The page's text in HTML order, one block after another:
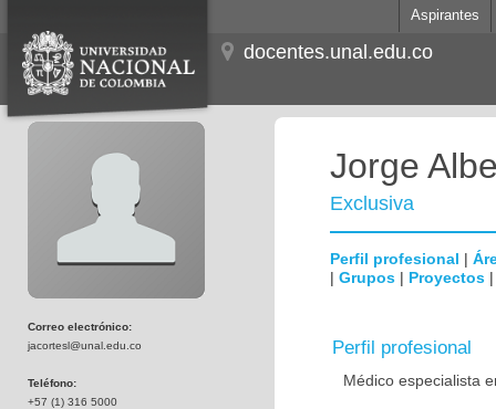
Aspirantes
docentes.unal.edu.co
Correo electrónico:
jacortesl@unal.edu.co
Teléfono:
+57 (1) 316 5000
Jorge
Exclusiva
Perfil profesional |
| Grupos | Proyectos
Perfil profesional
Médico especialista